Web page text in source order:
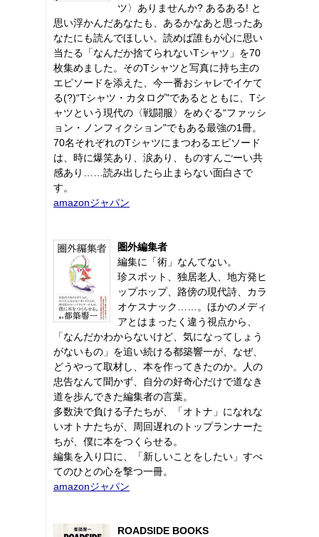
ツ〉ありませんか? あるある! と
思い浮かんだあなたも、あるかなあと思ったあ
なたにも読んでほしい。読めば誰もが心に思い
当たる「なんだか捨てられないTシャツ」を70
枚集めました。そのTシャツと写真に持ち主の
エピソードを添えた、今一番おシャレでイケて
る(?)“Tシャツ・カタログ"であるとともに、Tシ
ャツという現代の〈戦闘服〉をめぐる“ファッシ
ョン・ノンフィクション"でもある最強の1冊。
70名それぞれのTシャツにまつわるエピソード
は、時に爆笑あり、涙あり、ものすんごーい共
感あり……読み出したら止まらない面白さで
す。
amazonジャパン
圏外編集者
編集に「術」なんてない。
珍スポット、独居老人、地方発ヒ
ップホップ、路傍の現代詩、カラ
オケスナック……。ほかのメディ
アとはまったく違う視点から、
「なんだかわからないけど、気になってしょう
がないもの」を追い続ける都築響一が、なぜ、
どうやって取材し、本を作ってきたのか。人の
忠告なんて聞かず、自分の好奇心だけで道なき
道を歩んできた編集者の言葉。
多数決で負ける子たちが、「オトナ」になれな
いオトナたちが、周回遅れのトップランナーた
ちが、僕に本をつくらせる。
編集を入り口に、「新しいことをしたい」すべ
てのひとの心を撃つ一冊。
amazonジャパン
ROADSIDE BOOKS